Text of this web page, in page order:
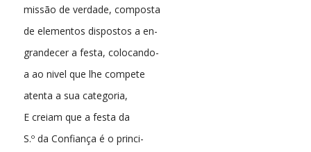
missão de verdade, composta
de elementos dispostos a en-
grandecer a festa, colocando-
a ao nivel que lhe compete
atenta a sua categoria,
E creiam que a festa da
S.º da Confiança é o princi-